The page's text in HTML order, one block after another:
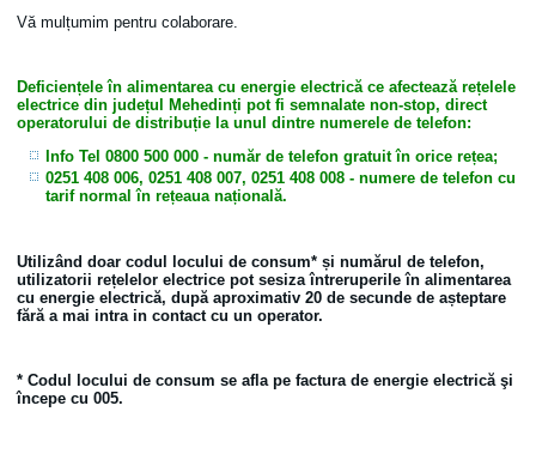
Vă mulțumim pentru colaborare.
Deficiențele în alimentarea cu energie electrică ce afectează rețelele
electrice din județul Mehedinți pot fi semnalate non-stop, direct
operatorului de distribuție la unul dintre numerele de telefon:
Info Tel 0800 500 000- număr de telefon gratuit în orice rețea;
0251 408 006, 0251 408 007, 0251 408 008 - numere de telefon cu
tarif normal în rețeaua națională.
Utilizând doar codul locului de consum* și numărul de telefon,
utilizatorii rețelelor electrice pot sesiza întreruperile în alimentarea
cu energie electrică, după aproximativ 20 de secunde de așteptare
fără a mai intra in contact cu un operator.
* Codul locului de consum se afla pe factura de energie electrică şi
începe cu 005.